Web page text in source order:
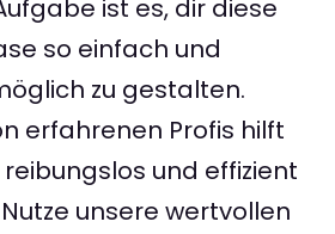
ist es, dir diese
so einfach und
zu gestalten.
erfahrenen Profis hilft
und effizient
unsere wertvollen